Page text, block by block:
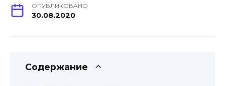
ОПУБЛИКОВАНО
30.08.2020
Содержание